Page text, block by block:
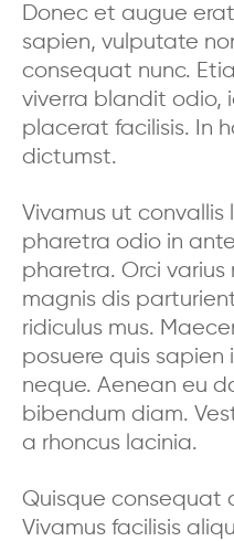
Donec et augue
sapien, vulputate
consequat nunc.
viverra blandit odio,
placerat facilisis. In
dictumst.
Vivamus ut convallis
pharetra odio in
pharetra. Orci
magnis dis
ridiculus mus.
posuere quis
neque. Aenean eu
bibendum diam.
a rhoncus lacinia.
Quisque consequat
Vivamus facilisis